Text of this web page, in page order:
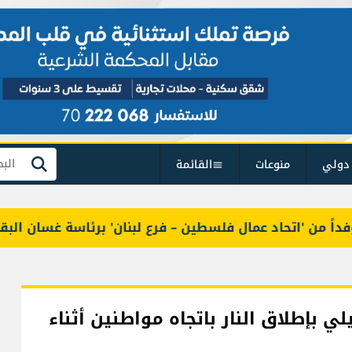
منوعات القائمة بحث
'اتحاد عمال فلسطين – فرع لبنان' برئاسة غسان البقاعي
النار باتجاه مواطنين أثناء